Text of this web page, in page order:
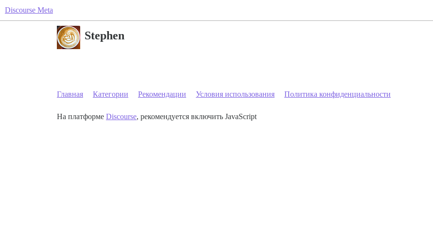
Discourse Meta
Stephen
Главная Категории Рекомендации Условия использования Политика конфиденциальности
На платформе Discourse, рекомендуется включить JavaScript